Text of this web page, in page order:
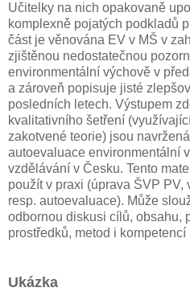
Učitelky na nich opakovaně
komplexně pojatých podkladů
část je věnována EV v MŠ v
zjištěnou nedostatečnou
environmentální výchově v
a zároveň popisuje jisté
posledních letech. Výstupem
kvalitativního šetření
zakotvené teorie) jsou
autoevaluace environmentální
vzdělávání v Česku. Tento
použít v praxi (úprava ŠVP PV,
resp. autoevaluace). Může
odbornou diskusi cílů, obsahu,
prostředků, metod i
Ukázka